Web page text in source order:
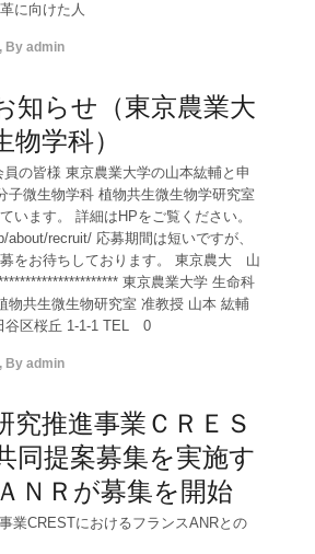
に向けた人
, By admin
知らせ（東京農業大
学科）
の皆様 東京農業大学の山本紘輔と申
子微生物学科 植物共生微生物学研究室
います。 詳細はHPをご覧ください。
about/recruit/ 応募期間は短いですが、
をお待ちしております。 東京農大 山
東京農業大学 生命科
物共生微生物研究室 准教授 山本 紘輔
谷区桜丘 1-1-1 TEL 0
, By admin
究推進事業ＣＲＥＳ
同提案募集を実施す
ＮＲが募集を開始
業CRESTにおけるフランスANRとの